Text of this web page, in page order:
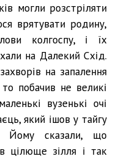
могли розстріляти
врятувати родину,
колгоспу, і їх
на Далекий Схід.
на запалення
побачив не великі
вузенькі очі
який ішов у тайгу
Йому сказали, що
цілюще зілля і так